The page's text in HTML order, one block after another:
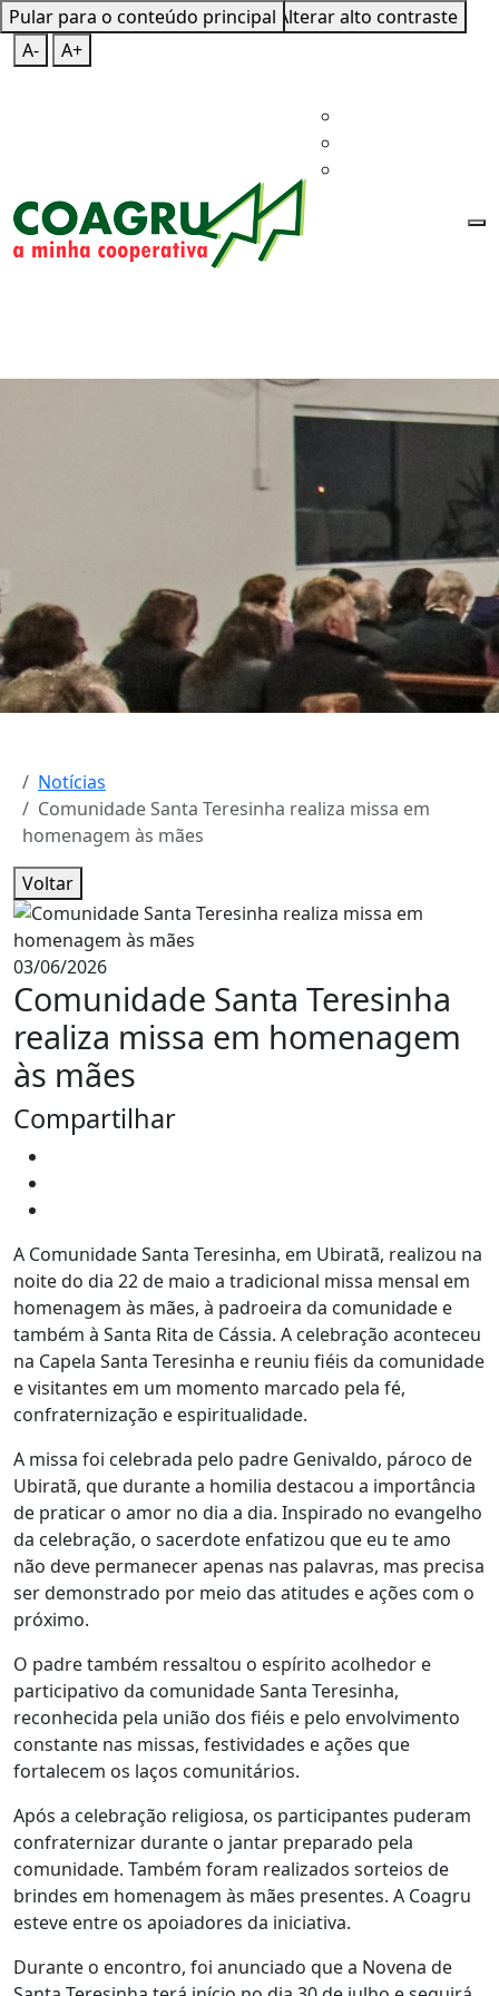
Pular para o conteúdo principal
Mapa do SiteTeclas de Atalho
Alterar alto contraste
A-
A+
Notícias
Comunidade Santa Teresinha realiza missa em
homenagem às mães
Voltar
03/06/2026
Comunidade Santa Teresinha
realiza missa em homenagem
às mães
Compartilhar
A Comunidade Santa Teresinha, em Ubiratã, realizou na
noite do dia 22 de maio a tradicional missa mensal em
homenagem às mães, à padroeira da comunidade e
também à Santa Rita de Cássia. A celebração aconteceu
na Capela Santa Teresinha e reuniu fiéis da comunidade
e visitantes em um momento marcado pela fé,
confraternização e espiritualidade.
A missa foi celebrada pelo padre Genivaldo, pároco de
Ubiratã, que durante a homilia destacou a importância
de praticar o amor no dia a dia. Inspirado no evangelho
da celebração, o sacerdote enfatizou que eu te amo
não deve permanecer apenas nas palavras, mas precisa
ser demonstrado por meio das atitudes e ações com o
próximo.
O padre também ressaltou o espírito acolhedor e
participativo da comunidade Santa Teresinha,
reconhecida pela união dos fiéis e pelo envolvimento
constante nas missas, festividades e ações que
fortalecem os laços comunitários.
Após a celebração religiosa, os participantes puderam
confraternizar durante o jantar preparado pela
comunidade. Também foram realizados sorteios de
brindes em homenagem às mães presentes. A Coagru
esteve entre os apoiadores da iniciativa.
Durante o encontro, foi anunciado que a Novena de